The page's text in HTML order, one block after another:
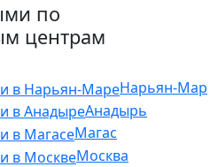
по
центрам
Нарьян-Мар
Анадырь
Магас
Москва